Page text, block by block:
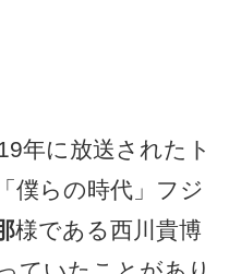
年に放送されたト
僕らの時代」フジ
様である西川貴博